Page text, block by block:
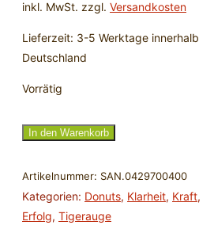
inkl. MwSt. zzgl. Versandkosten
Lieferzeit: 3-5 Werktage innerhalb
Deutschland
Vorrätig
Falken-/Tigerauge
Donut
40
mm
In den Warenkorb
Artikelnummer: SAN.0429700400
Kategorien: Donuts, Klarheit, Kraft,
Erfolg, Tigerauge